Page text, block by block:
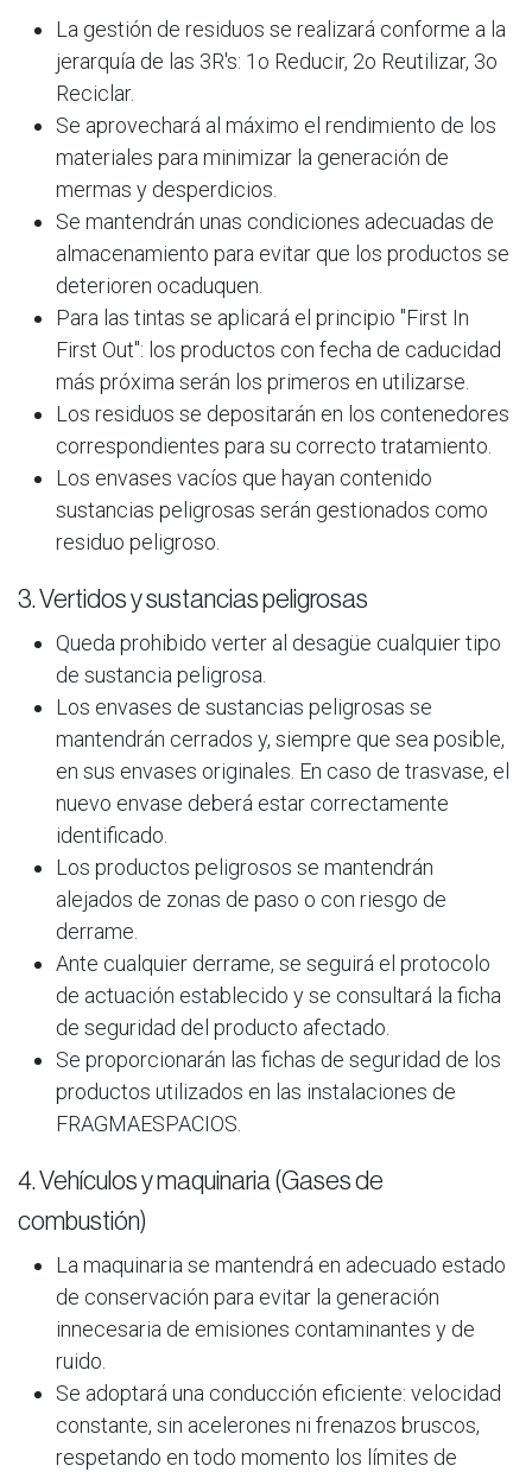
La gestión de residuos se realizará conforme a la
jerarquía de las 3R's: 1o Reducir, 2o Reutilizar, 3o
Reciclar.
Se aprovechará al máximo el rendimiento de los
materiales para minimizar la generación de
mermas y desperdicios.
Se mantendrán unas condiciones adecuadas de
almacenamiento para evitar que los productos se
deterioren o​caduquen.
Para las tintas se aplicará el principio "First In
First Out": los productos con fecha de caducidad
más próxima ​serán los primeros en utilizarse.
Los residuos se depositarán en los contenedores
correspondientes para su correcto tratamiento.
Los envases vacíos que hayan contenido
sustancias peligrosas serán gestionados como
residuo peligroso.
3. Vertidos y sustancias peligrosas
Queda prohibido verter al desagüe cualquier tipo
de sustancia peligrosa.
Los envases de sustancias peligrosas se
mantendrán cerrados y, siempre que sea posible,
en sus envases originales. En caso de trasvase, el
nuevo envase deberá estar correctamente
identificado.
Los productos peligrosos se mantendrán
alejados de zonas de paso o con riesgo de
derrame.
Ante cualquier derrame, se seguirá el protocolo
de actuación establecido y se consultará la ficha
de seguridad del producto afectado.
Se proporcionarán las fichas de seguridad de los
productos utilizados en las instalaciones de
FRAGMAESPACIOS.
4. Vehículos y maquinaria (Gases de
combustión)
La maquinaria se mantendrá en adecuado estado
de conservación para evitar la generación
innecesaria de ​emisiones contaminantes y de
ruido.
Se adoptará una conducción eficiente: velocidad
constante, sin acelerones ni frenazos bruscos,
respetando en todo momento los límites de